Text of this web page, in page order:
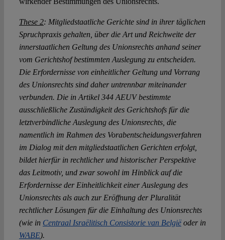
These 2: Mitgliedstaatliche Gerichte sind in ihrer täglichen
Spruchpraxis gehalten, über die Art und Reichweite der
innerstaatlichen Geltung des Unionsrechts anhand seiner
vom Gerichtshof bestimmten Auslegung zu entscheiden.
Die Erfordernisse von einheitlicher Geltung und Vorrang
des Unionsrechts sind daher untrennbar miteinander
verbunden. Die in Artikel 344 AEUV bestimmte
ausschließliche Zuständigkeit des Gerichtshofs für die
letztverbindliche Auslegung des Unionsrechts, die
namentlich im Rahmen des Vorabentscheidungsverfahren
im Dialog mit den mitgliedstaatlichen Gerichten erfolgt,
bildet hierfür in rechtlicher und historischer Perspektive
das Leitmotiv, und zwar sowohl im Hinblick auf die
Erfordernisse der Einheitlichkeit einer Auslegung des
Unionsrechts als auch zur Eröffnung der Pluralität
rechtlicher Lösungen für die Einhaltung des Unionsrechts
(wie in Centraal Israëlitisch Consistorie van Belgiëoder in
WABE).